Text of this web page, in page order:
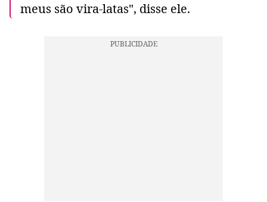
meus são vira-latas", disse ele.